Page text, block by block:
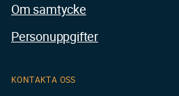
KONTAKTA OSS
Om samtycke
Personuppgifter